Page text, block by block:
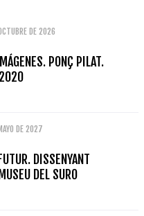
DE 2026
PONÇ PILAT.
2020
DE 2027
DISSENYANT
DEL SURO